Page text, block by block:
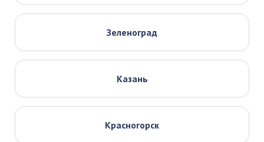
Зеленоград
Казань
Красногорск